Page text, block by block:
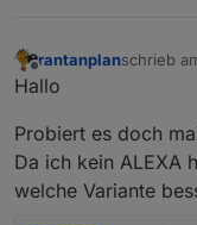
Offline
rantanplanschrieb
zuletzt
Hallo
Probiert es doch
Da ich kein ALEXA
welche Variante